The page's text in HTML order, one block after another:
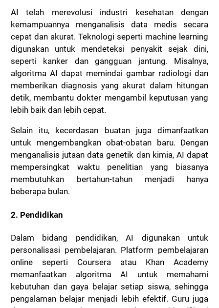
AI telah merevolusi industri kesehatan dengan
kemampuannya menganalisis data medis secara
cepat dan akurat. Teknologi seperti machine learning
digunakan untuk mendeteksi penyakit sejak dini,
seperti kanker dan gangguan jantung. Misalnya,
algoritma AI dapat memindai gambar radiologi dan
memberikan diagnosis yang akurat dalam hitungan
detik, membantu dokter mengambil keputusan yang
lebih baik dan lebih cepat.
Selain itu, kecerdasan buatan juga dimanfaatkan
untuk mengembangkan obat-obatan baru. Dengan
menganalisis jutaan data genetik dan kimia, AI dapat
mempersingkat waktu penelitian yang biasanya
membutuhkan bertahun-tahun menjadi hanya
beberapa bulan.
2. Pendidikan
Dalam bidang pendidikan, AI digunakan untuk
personalisasi pembelajaran. Platform pembelajaran
online seperti Coursera atau Khan Academy
memanfaatkan algoritma AI untuk memahami
kebutuhan dan gaya belajar setiap siswa, sehingga
pengalaman belajar menjadi lebih efektif. Guru juga